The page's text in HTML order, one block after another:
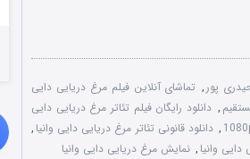
پور , تماشای آنلاین فیلم مرغ دریایی دایی
, دانلود رایگان فیلم تئاتر مرغ دریایی دایی
, دانلود قانونی تئاتر مرغ دریایی دایی وانیا ,
وانیا , نمایش مرغ دریایی دایی وانیا